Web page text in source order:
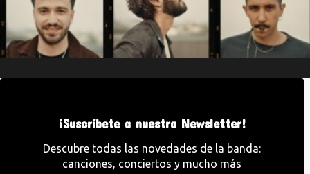
¡Suscríbete a nuestra Newsletter!
Descubre todas las novedades de la banda:
canciones, conciertos y mucho más